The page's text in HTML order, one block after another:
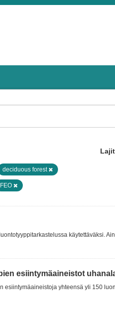
deciduous forest
FEO
käytettäväksi.
esiintymäaineistot
esiintymäaineistoja yhteensä yli 150